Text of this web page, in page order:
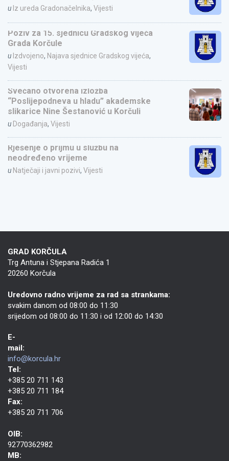
u Iz ureda Gradonačelnika, Vijesti
Poziv za 15. sjednicu Gradskog vijeća
Grada Korčule
u Izdvojeno, Najava sjednice Gradskog vijeća,
Vijesti
Svečano otvorena izložba
“Poslijepodneva u hladu” akademske
slikarice Nine Šestanović u Korčuli
u Događanja, Vijesti
Rješenje o prijmu u službu na
neodređeno vrijeme
u Natječaji i javni pozivi, Vijesti
GRAD KORČULA
Trg Antuna i Stjepana Radića 1
20260 Korčula
Uredovno radno vrijeme za rad sa strankama:
svakim danom od 08:00 do 11:30
srijedom od 08:00 do 11:30 i od 12:00 do 14:30
E-
mail:
info@korcula.hr
Tel:
+385 20 711 143
+385 20 711 184
Fax:
+385 20 711 706
OIB:
92770362982
MB: